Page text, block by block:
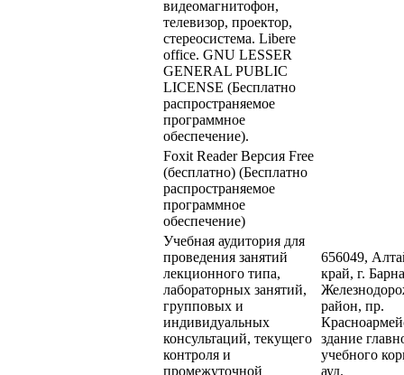
видеомагнитофон,
телевизор, проектор,
стереосистема. Libere
office. GNU LESSER
GENERAL PUBLIC
LICENSE (Бесплатно
распространяемое
программное
обеспечение).
Foxit Reader Версия Free
(бесплатно) (Бесплатно
распространяемое
программное
обеспечение)
Учебная аудитория для
проведения занятий
лекционного типа,
лабораторных занятий,
групповых и
индивидуальных
консультаций, текущего
контроля и
промежуточной
656049,
край, г.
район, пр.
здание
учебного
ауд.